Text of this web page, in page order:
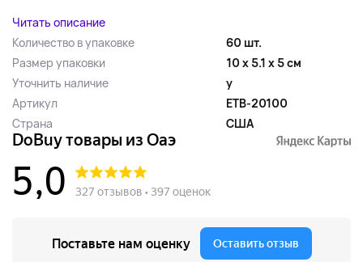
Читать описание
Количество в упаковке
60 шт.
Размер упаковки
10 x 5.1 x 5 см
Уточнить наличие
y
Артикул
ETB-20100
Страна
США